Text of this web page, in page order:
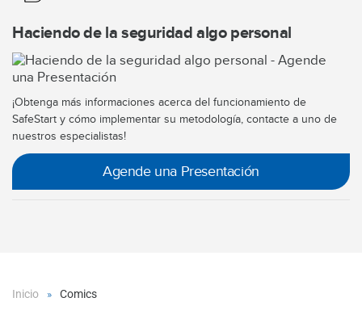
Haciendo de la seguridad algo personal
¡Obtenga más informaciones acerca del funcionamiento de
SafeStart y cómo implementar su metodología, contacte a uno de
nuestros especialistas!
Agende una Presentación
Inicio Comics